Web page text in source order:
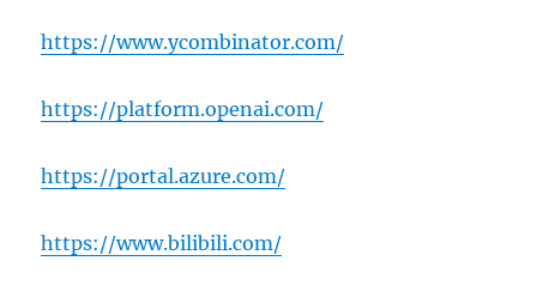
https://www.ycombinator.com/
https://platform.openai.com/
https://portal.azure.com/
https://www.bilibili.com/